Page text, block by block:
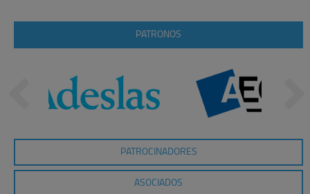
PATRONOS
PATROCINADORES
ASOCIADOS